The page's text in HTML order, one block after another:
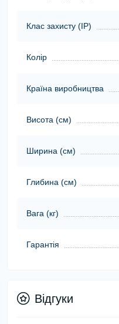
Клас захисту (ІР)
Колір
Країна виробництва
Висота (cм)
Ширина (cм)
Глибина (cм)
Вага (кг)
Гарантія
Відгуки